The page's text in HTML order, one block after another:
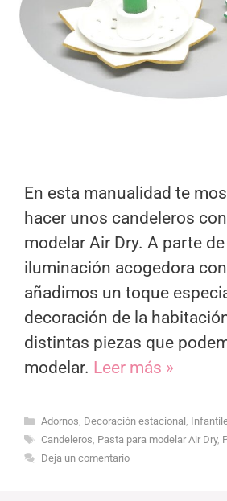
En esta manualidad te
hacer unos candeleros
modelar Air Dry. A parte
iluminación acogedora
añadimos un toque
decoración de la
distintas piezas que
modelar. Leer más »
Categorías
Adornos, Decoración estacional ,
Etiquetas
Candeleros, Pasta para modelar Air Dry,
Deja un comentario